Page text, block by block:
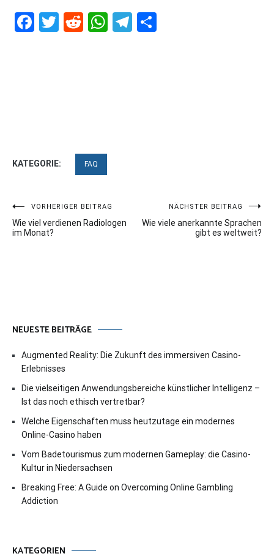
Facebook
Twitter
RedditWhatsApp
Telegram
KATEGORIE: FAQ
Beitragsnavigation
VORHERIGER BEITRAG
Wie viel verdienen Radiologen
im Monat?
NÄCHSTER BEITRAG
Wie viele anerkannte Sprachen
gibt es weltweit?
NEUESTE BEITRÄGE
Augmented Reality: Die Zukunft des immersiven Casino-
Erlebnisses
Die vielseitigen Anwendungsbereiche künstlicher Intelligenz –
Ist das noch ethisch vertretbar?
Welche Eigenschaften muss heutzutage ein modernes
Online-Casino haben
Vom Badetourismus zum modernen Gameplay: die Casino-
Kultur in Niedersachsen
Breaking Free: A Guide on Overcoming Online Gambling
Addiction
KATEGORIEN